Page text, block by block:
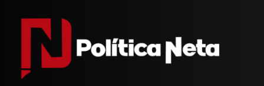
contenido